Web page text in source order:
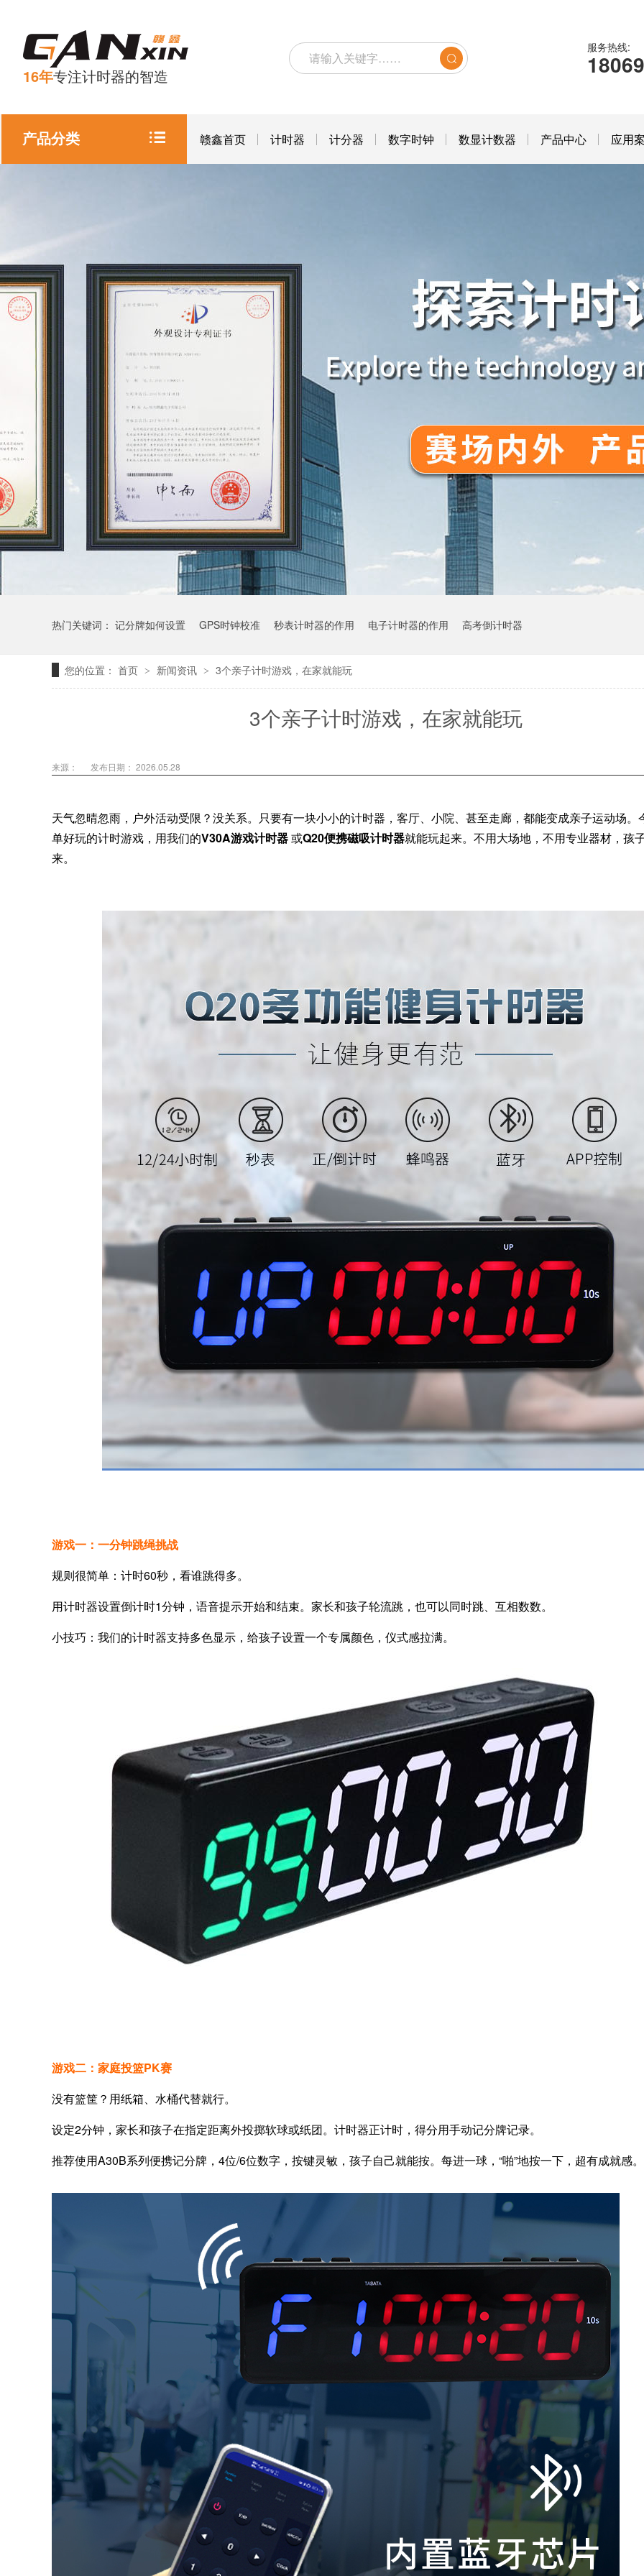
16年专注计时器的智造
服务热线:
产品分类 赣鑫首页 计时器 计分器 数字时钟 数显计数器 产品中心 应用
热门关键词： 记分牌如何设置 GPS时钟校准 秒表计时器的作用 电子计时器的作用 高考倒计时器
您的位置： 首页 > 新闻资讯 > 3个亲子计时游戏，在家就能玩
3个亲子计时游戏，在家就能玩
来源： 发布日期： 2026.05.28
天气忽晴忽雨，户外活动受限？没关系。只要有一块小小的计时器，客厅、小院、甚至走廊，都能变成亲子运动场。
单好玩的计时游戏，用我们的V30A游戏计时器或Q20便携磁吸计时器就能玩起来。不用大场地，不用专业器材，孩
来。
游戏一：一分钟跳绳挑战
规则很简单：计时60秒，看谁跳得多。
用计时器设置倒计时1分钟，语音提示开始和结束。家长和孩子轮流跳，也可以同时跳、互相数数。
小技巧：我们的计时器支持多色显示，给孩子设置一个专属颜色，仪式感拉满。
游戏二：家庭投篮PK赛
没有篮筐？用纸箱、水桶代替就行。
设定2分钟，家长和孩子在指定距离外投掷软球或纸团。计时器正计时，得分用手动记分牌记录。
推荐使用A30B系列便携记分牌，4位/6位数字，按键灵敏，孩子自己就能按。每进一球，“啪”地按一下，超有成就感。